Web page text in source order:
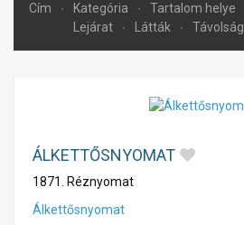
Cím Kategória Tartalom helye
Lejárat
Látták Távolság
ÁLKETTŐSNYOMAT
1871. Réznyomat
Álkettősnyomat